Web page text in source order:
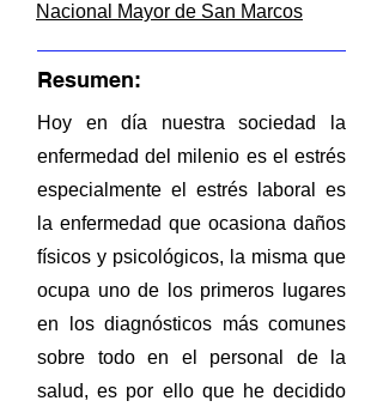
Nacional Mayor de San Marcos
Resumen:
Hoy en día nuestra sociedad la
enfermedad del milenio es el estrés
especialmente el estrés laboral es
la enfermedad que ocasiona daños
físicos y psicológicos, la misma que
ocupa uno de los primeros lugares
en los diagnósticos más comunes
sobre todo en el personal de la
salud, es por ello que he decidido